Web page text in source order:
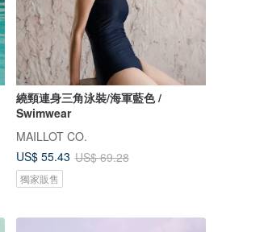
繞頸連身三角泳裝/海軍藍色 /
Swimwear
MAILLOT CO.
US$ 55.43 US$ 69.28
獨家販售